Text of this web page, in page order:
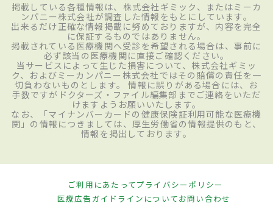
掲載している各種情報は、株式会社ギミック、またはミーカ
ンパニー株式会社が調査した情報をもとにしています。
出来るだけ正確な情報掲載に努めておりますが、内容を完全
に保証するものではありません。
掲載されている医療機関へ受診を希望される場合は、事前に
必ず該当の医療機関に直接ご確認ください。
当サービスによって生じた損害について、株式会社ギミッ
ク、およびミーカンパニー株式会社ではその賠償の責任を一
切負わないものとします。 情報に誤りがある場合には、お
手数ですがドクターズ・ファイル編集部までご連絡をいただ
けますようお願いいたします。
なお、「マイナンバーカードの健康保険証利用可能な医療機
関」の情報につきましては、厚生労働省の情報提供のもと、
情報を掲出しております。
ご利用にあたってプライバシーポリシー
医療広告ガイドラインについてお問い合わせ